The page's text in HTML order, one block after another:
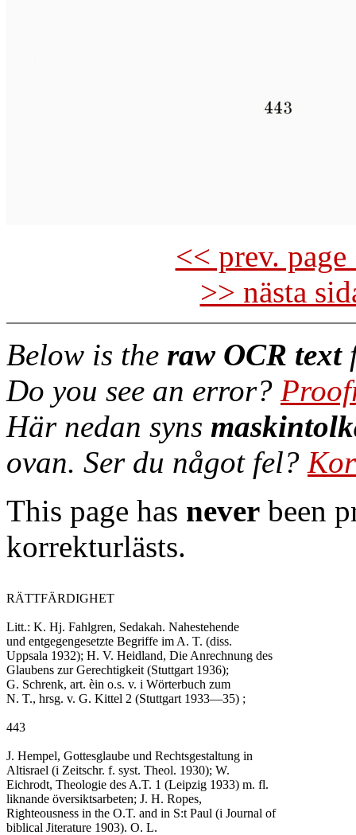
<< prev.
>> nästa
Below is the raw OCR text
Do you see an error?
Här nedan syns
ovan. Ser du något fel?
This page has never been
korrekturlästs.
RÄTTFÄRDIGHET
Litt.: K. Hj. Fahlgren, Sedakah. Nahestehende
und entgegengesetzte Begriffe im A. T. (diss.
Uppsala 1932); H. V. Heidland, Die Anrechnung des
Glaubens zur Gerechtigkeit (Stuttgart 1936);
G. Schrenk, art. èin o.s. v. i Wörterbuch zum
N. T., hrsg. v. G. Kittel 2 (Stuttgart 1933—35) ;
443
J. Hempel, Gottesglaube und Rechtsgestaltung in
Altisrael (i Zeitschr. f. syst. Theol. 1930); W.
Eichrodt, Theologie des A.T. 1 (Leipzig 1933) m. fl.
liknande översiktsarbeten; J. H. Ropes,
Righteousness in the O.T. and in S:t Paul (i Journal of
biblical Jiterature 1903). O. L.